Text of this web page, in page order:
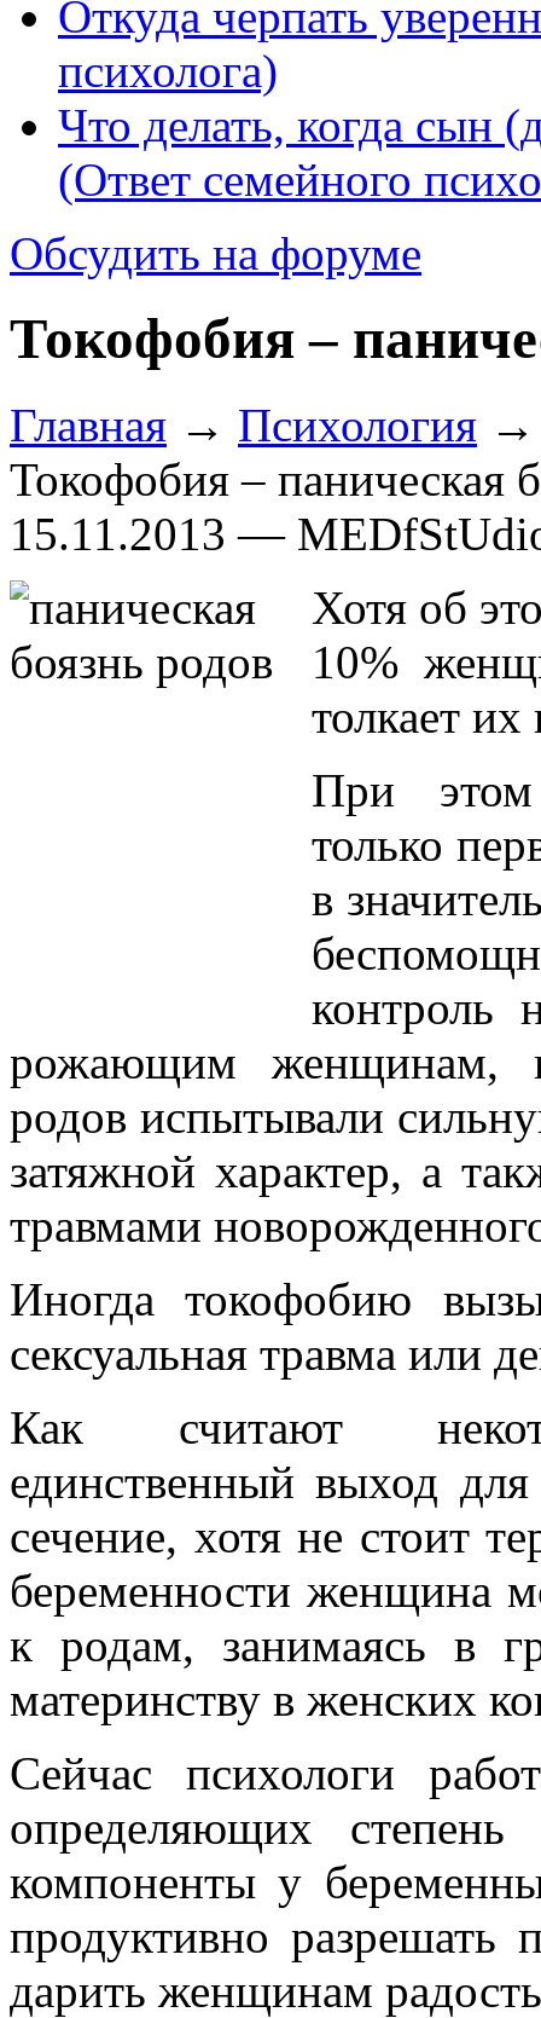
Откуда черпать
психолога)
Что делать, когда сын
(Ответ семейного
Обсудить на форуме
Токофобия –
Главная → Психология
Токофобия – паническая
15.11.2013 —
Хотя об
10%
толкает
При этом
только
в
контроль
рожающим женщинам,
родов испытывали
затяжной характер, а
травмами
Иногда токофобию
сексуальная травма или
Как считают
единственный выход
сечение, хотя не стоит
беременности женщина
к родам, занимаясь в
материнству в женских
Сейчас психологи
определяющих
компоненты у
продуктивно разрешать
дарить женщинам